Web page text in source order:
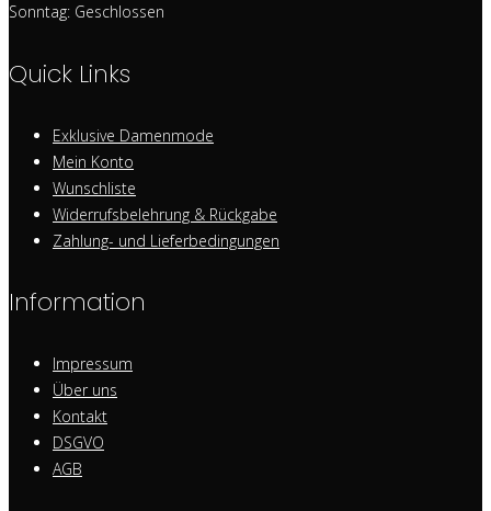
Sonntag: Geschlossen
Quick Links
Exklusive Damenmode
Mein Konto
Wunschliste
Widerrufsbelehrung & Rückgabe
Zahlung- und Lieferbedingungen
Information
Impressum
Über uns
Kontakt
DSGVO
AGB